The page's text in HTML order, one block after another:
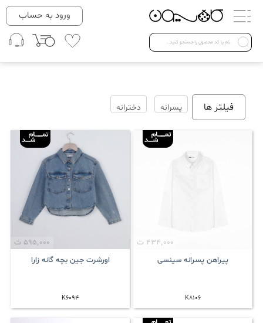
دسته بندی ها
Open submenu ( لباس زنانه )
لباس زنانه
Open submenu ( لباس کودک )
لباس کودک
ورود به حساب
فیلتر ها پسرانه دخترانه
434٬000 ت
پیراهن پسرانه سینسی
K8106
595٬000 ت
اورشرت جین بچه گانه زارا
K6094